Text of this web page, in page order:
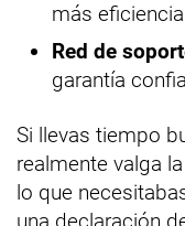
más
Red de
garantía
Si llevas tiempo
realmente valga
lo que